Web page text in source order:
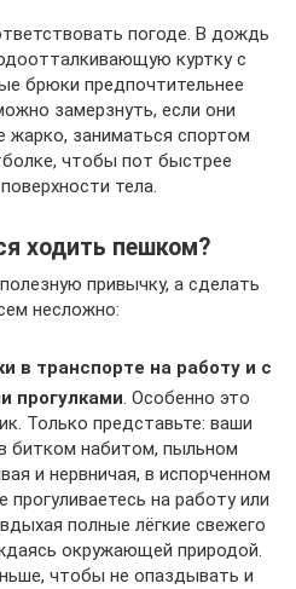
погоде. В дождь
куртку с
брюки предпочтительнее
замерзнуть, если они
жарко, заниматься спортом
чтобы пот быстрее
тела.
ходить пешком?
привычку, а сделать
несложно:
в транспорте на работу и с
прогулками. Особенно это
Только представьте: ваши
битком набитом, пыльном
и нервничая, в испорченном
на работу или
полные лёгкие свежего
окружающей природой.
чтобы не опаздывать и